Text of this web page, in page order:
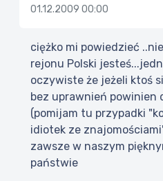
01.12.2009 00:00
ciężko mi powiedzieć
rejonu Polski
oczywiste że jeżeli ktoś
bez uprawnień powinien
(pomijam tu przypadki
idiotek ze
zawsze w naszym
państwie